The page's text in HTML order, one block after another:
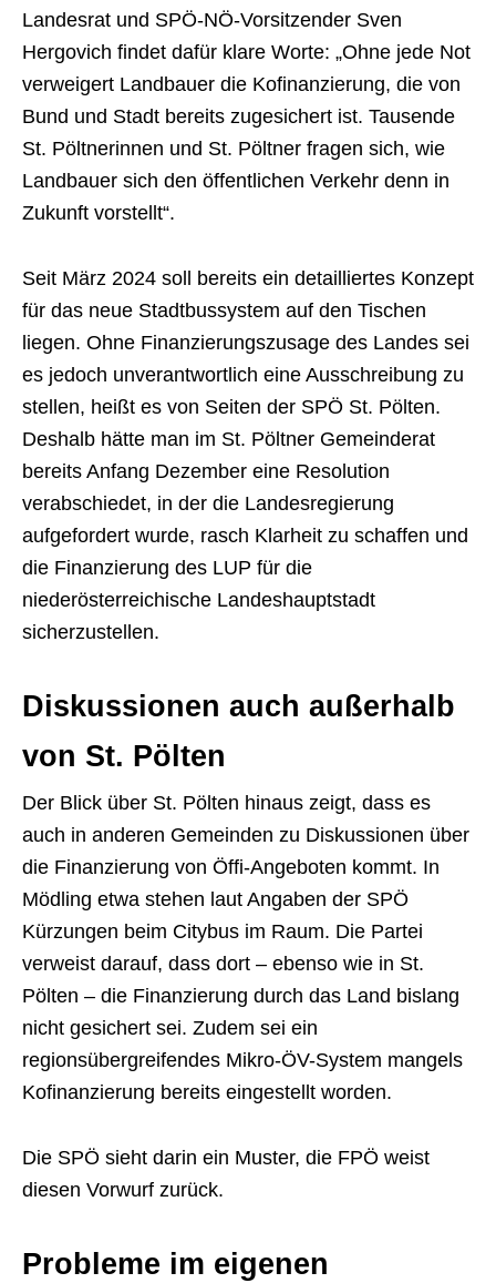
Landesrat und SPÖ-NÖ-Vorsitzender Sven
Hergovich findet dafür klare Worte: „Ohne jede Not
verweigert Landbauer die Kofinanzierung, die von
Bund und Stadt bereits zugesichert ist. Tausende
St. Pöltnerinnen und St. Pöltner fragen sich, wie
Landbauer sich den öffentlichen Verkehr denn in
Zukunft vorstellt“.
Seit März 2024 soll bereits ein detailliertes Konzept
für das neue Stadtbussystem auf den Tischen
liegen. Ohne Finanzierungszusage des Landes sei
es jedoch unverantwortlich eine Ausschreibung zu
stellen, heißt es von Seiten der SPÖ St. Pölten.
Deshalb hätte man im St. Pöltner Gemeinderat
bereits Anfang Dezember eine Resolution
verabschiedet, in der die Landesregierung
aufgefordert wurde, rasch Klarheit zu schaffen und
die Finanzierung des LUP für die
niederösterreichische Landeshauptstadt
sicherzustellen.
Diskussionen auch außerhalb
von St. Pölten
Der Blick über St. Pölten hinaus zeigt, dass es
auch in anderen Gemeinden zu Diskussionen über
die Finanzierung von Öffi-Angeboten kommt. In
Mödling etwa stehen laut Angaben der SPÖ
Kürzungen beim Citybus im Raum. Die Partei
verweist darauf, dass dort – ebenso wie in St.
Pölten – die Finanzierung durch das Land bislang
nicht gesichert sei. Zudem sei ein
regionsübergreifendes Mikro-ÖV-System mangels
Kofinanzierung bereits eingestellt worden.
Die SPÖ sieht darin ein Muster, die FPÖ weist
diesen Vorwurf zurück.
Probleme im eigenen